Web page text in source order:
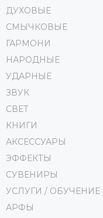
ДУХОВЫЕ
СМЫЧКОВЫЕ
ГАРМОНИ
НАРОДНЫЕ
УДАРНЫЕ
ЗВУК
СВЕТ
КНИГИ
АКСЕССУАРЫ
ЭФФЕКТЫ
СУВЕНИРЫ
УСЛУГИ / ОБУЧЕНИЕ
АРФЫ